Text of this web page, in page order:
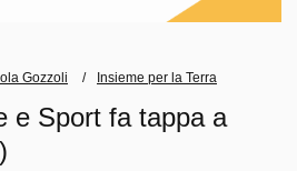
Gozzoli Insieme per la Terra
e Sport fa tappa a